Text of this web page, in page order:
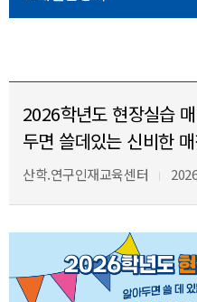
2026학년도 현장실습
두면 쓸데있는 신비한
산학.연구인재교육센터